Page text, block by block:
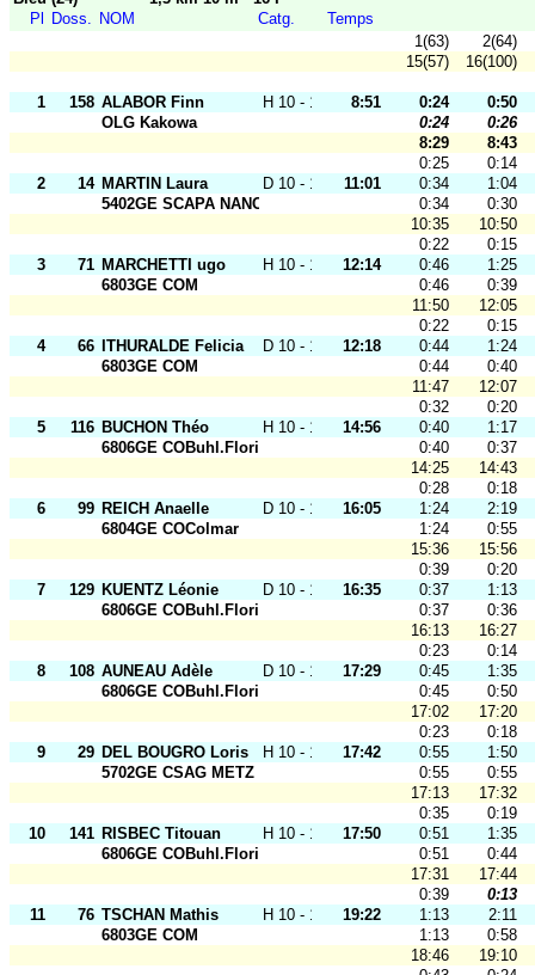
Pl
Doss. NOM Catg.
Temps
1(63)
2(64)
15(57)
16(100)
1 158 ALABOR Finn H 10 - 12 8:51 0:24
0:50
OLG Kakowa
0:24
0:26
8:29
8:43
0:25
0:14
2
14 MARTIN Laura D 10 - 12 11:01 0:34
1:04
5402GE SCAPA NANCY
0:34
0:30
10:35
10:50
0:22
0:15
3
71 MARCHETTI ugo H 10 - 12 12:14 0:46
1:25
6803GE COM
0:46
0:39
11:50
12:05
0:22
0:15
4
66 ITHURALDE Felicia D 10 - 12 12:18 0:44
1:24
6803GE COM
0:44
0:40
11:47
12:07
0:32
0:20
5
116 BUCHON Théo H 10 - 12 14:56 0:40
1:17
6806GE COBuhl.Florival
0:40
0:37
14:25
14:43
0:28
0:18
6
99 REICH Anaelle D 10 - 12 16:05 1:24
2:19
6804GE COColmar
1:24
0:55
15:36
15:56
0:39
0:20
7
129 KUENTZ Léonie D 10 - 12 16:35 0:37
1:13
6806GE COBuhl.Florival
0:37
0:36
16:13
16:27
0:23
0:14
8
108 AUNEAU Adèle D 10 - 12 17:29 0:45
1:35
6806GE COBuhl.Florival
0:45
0:50
17:02
17:20
0:23
0:18
9
29 DEL BOUGRO Loris H 10 - 12 17:42 0:55
1:50
5702GE CSAG METZ
0:55
0:55
17:13
17:32
0:35
0:19
10
141 RISBEC Titouan H 10 - 12 17:50 0:51
1:35
6806GE COBuhl.Florival
0:51
0:44
17:31
17:44
0:39
0:13
11
76 TSCHAN Mathis H 10 - 12 19:22 1:13
2:11
6803GE COM
1:13
0:58
18:46
19:10